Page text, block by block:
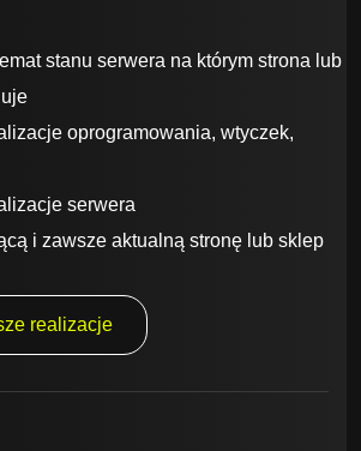
stanu serwera na którym strona lub
oprogramowania, wtyczek,
serwera
i zawsze aktualną stronę lub sklep
realizacje